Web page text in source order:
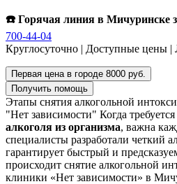
☎️ Горячая линия в Мичуринске
700-44-04
Круглосуточно | Доступные цены |
Первая цена в городе 8000 руб.
Получить помощь
Этапы снятия алкогольной
"Нет зависимости" Когда требуется
алкоголя из организма, важна
специалисты разработали четкий
гарантирует быстрый и
происходит снятие алкогольной
клиники «Нет зависимости» в